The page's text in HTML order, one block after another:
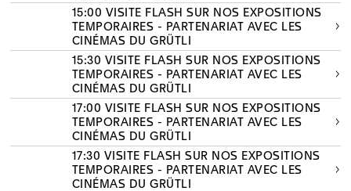
15:00 VISITE FLASH SUR NOS EXPOSITIONS
TEMPORAIRES - PARTENARIAT AVEC LES
CINÉMAS DU GRÜTLI
15:30 VISITE FLASH SUR NOS EXPOSITIONS
TEMPORAIRES - PARTENARIAT AVEC LES
CINÉMAS DU GRÜTLI
17:00 VISITE FLASH SUR NOS EXPOSITIONS
TEMPORAIRES - PARTENARIAT AVEC LES
CINÉMAS DU GRÜTLI
17:30 VISITE FLASH SUR NOS EXPOSITIONS
TEMPORAIRES - PARTENARIAT AVEC LES
CINÉMAS DU GRÜTLI